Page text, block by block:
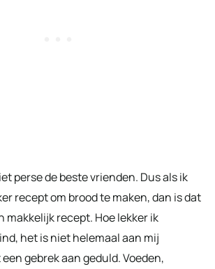
perse de beste vrienden. Dus als ik
recept om brood te maken, dan is dat
makkelijk recept. Hoe lekker ik
het is niet helemaal aan mij
gebrek aan geduld. Voeden,